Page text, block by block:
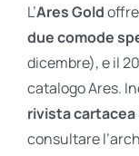
L’Ares Goldoffre
due comode
dicembre), e il
catalogo Ares.
rivista
consultare